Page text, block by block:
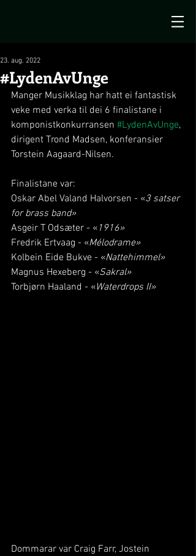
#LydenAvUnge
23. aug. 2022
Manger Musikklag har hatt ei fantastisk
veke med verka til dei 6 finalistane i
komponistkonkurransen #LydenAvUnge,
dirigent Trond Madsen, konferansier
Torstein Aagaard-Nilsen.
Finalistane var:
Oskar Abel Valand Halvorsen - «3 satser
for brass band»
Asgeir T Odsæter - « 1916»
Fredrik Ertvaag - «Mélodrame»
Kolbein Eide Bukve - «Nattehimmel»
Magnus Hexeberg - «Sakral»
Torbjørn Haaland - «Waterdrops II»
Dommarar var Craig Farr, Jostein